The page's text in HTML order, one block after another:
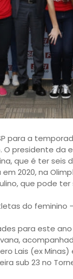
para a
O presidente da
que é ter seis
2020, na
que pode ter
do feminino
para este
Lais (ex
sub 23 no